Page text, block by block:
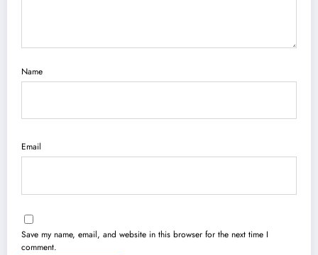
Name
Email
Save my name, email, and website in this browser for the next time I
comment.